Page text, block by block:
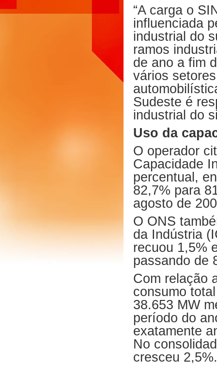
“A carga o
influenciada
industrial do
ramos
de ano a fim
vários
Sudeste é
industrial do
Uso da
O operador
Capacidade
percentual,
82,7% para
agosto de
O ONS
da Indústria
recuou 1,5%
passando de
Com relação
consumo
38.653 MW
período do
exatamente
No
cresceu 2,5%.